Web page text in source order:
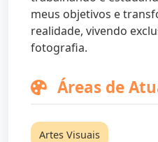
meus objetivos e
realidade, vivendo
fotografia.
Áreas de
Artes Visuais